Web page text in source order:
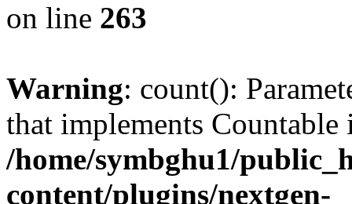
on line 263
Warning: count():
that implements Countable
/home/symbghu1/
content/plugins/nextgen-